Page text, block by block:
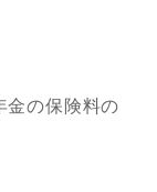
金の保険料の